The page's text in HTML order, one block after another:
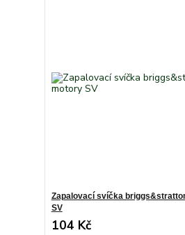
Zapalovací svíčka
SV
104 Kč